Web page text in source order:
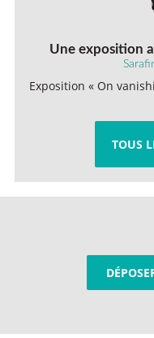
Une exposition
Exposition « On
TOUS